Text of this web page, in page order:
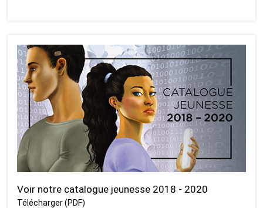
Voir notre catalogue jeunesse 2018 - 2020
Télécharger (PDF)